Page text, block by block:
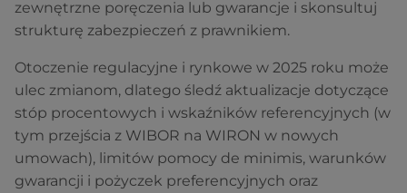
zewnętrzne poręczenia lub gwarancje i skonsultuj
strukturę zabezpieczeń z prawnikiem.
Otoczenie regulacyjne i rynkowe w 2025 roku może
ulec zmianom, dlatego śledź aktualizacje dotyczące
stóp procentowych i wskaźników referencyjnych (w
tym przejścia z WIBOR na WIRON w nowych
umowach), limitów pomocy de minimis, warunków
gwarancji i pożyczek preferencyjnych oraz